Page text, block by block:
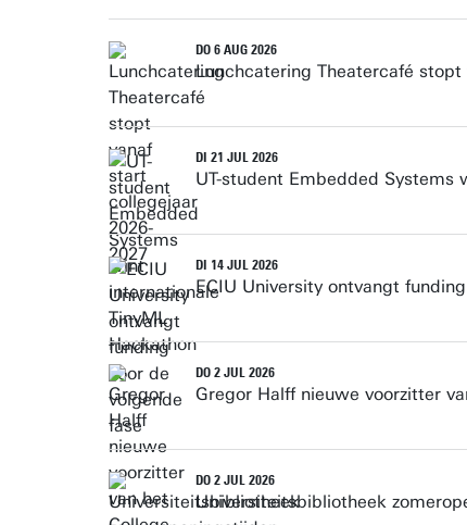
DO 6 AUG 2026
Lunchcatering Theatercafé
DI 21 JUL 2026
UT-student Embedded Systems
DI 14 JUL 2026
ECIU University ontvangt
DO 2 JUL 2026
Gregor Halff nieuwe voorzitter
DO 2 JUL 2026
Universiteitsbibliotheek